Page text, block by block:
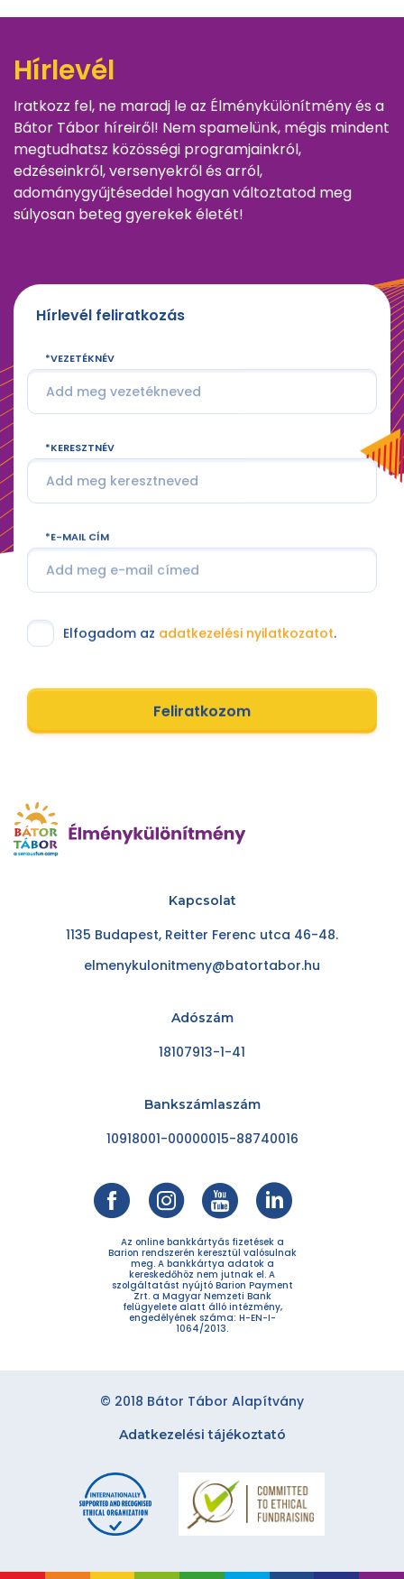
Hírlevél
Iratkozz fel, ne maradj le az Élménykülönítmény és a
Bátor Tábor híreiről! Nem spamelünk, mégis mindent
megtudhatsz közösségi programjainkról,
edzéseinkről, versenyekről és arról,
adománygyűjtéseddel hogyan változtatod meg
súlyosan beteg gyerekek életét!
Hírlevél feliratkozás
VEZETÉKNÉV
KERESZTNÉV
E-MAIL CÍM
Elfogadom az adatkezelési nyilatkozatot.
Feliratkozom
Kapcsolat
1135 Budapest, Reitter Ferenc utca 46-48.
elmenykulonitmeny@batortabor.hu
Adószám
18107913-1-41
Bankszámlaszám
10918001-00000015-88740016
Az online bankkártyás fizetések a
Barion rendszerén keresztül valósulnak
meg. A bankkártya adatok a
kereskedőhöz nem jutnak el. A
szolgáltatást nyújtó Barion Payment
Zrt. a Magyar Nemzeti Bank
felügyelete alatt álló intézmény,
engedélyének száma: H-EN-I-
1064/2013.
© 2018 Bátor Tábor Alapítvány
Adatkezelési tájékoztató